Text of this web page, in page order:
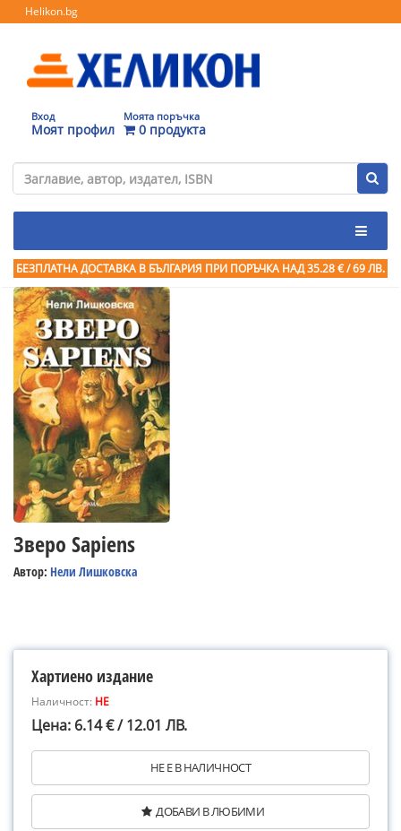
Helikon.bg
Вход
Моят профил
Моята поръчка
0 продукта
БЕЗПЛАТНА ДОСТАВКА В БЪЛГАРИЯ ПРИ ПОРЪЧКА НАД 35.28 € / 69 ЛВ.
Зверо Sapiens
Автор: Нели Лишковска
Хартиено издание
Наличност: НЕ
Цена: 6.14 € / 12.01 ЛВ.
НЕ Е В НАЛИЧНОСТ
ДОБАВИ В ЛЮБИМИ